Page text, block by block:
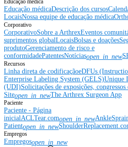
Educação médica
Educação médicaDescrição dos cursos
LocaisNossa equipe de educação médica
Corporativo
CorporativoSobre a ArthrexEventos
suprimentos globalLocaisBolsas e doações
produtoGerenciamento de risco e
conformidadePatentesNotíciasopen_in_new
Recursos
Linha direta de codificaçãoeDFUs
Enterprise Labeling System (GELS)Unique
(UDI)Solicitações de exposições,
Siteopen_in_newThe Arthrex Surgeon App
Paciente
Paciente - Página
inicialACLTear.comopen_in_new
Patientopen_in_new
Empregos
Empregosopen_in_new